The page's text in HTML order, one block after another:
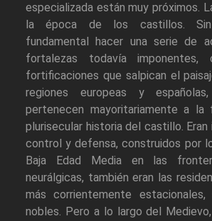
especializada están muy próximos.
la época de los castillos.
fundamental hacer una serie de
fortalezas todavía imponentes,
fortificaciones que salpican el
regiones europeas y
pertenecen mayoritariamente a
plurisecular historia del castillo.
control y defensa, construidos por
Baja Edad Media en las
neurálgicas, también eran las
más corrientemente
nobles. Pero a lo largo del